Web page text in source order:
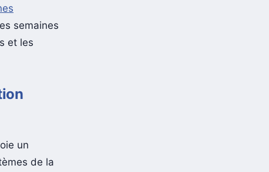
semaines
et les
un
de la